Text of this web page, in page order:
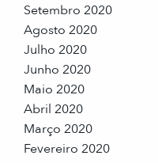
Setembro 2020
Agosto 2020
Julho 2020
Junho 2020
Maio 2020
Abril 2020
Março 2020
Fevereiro 2020